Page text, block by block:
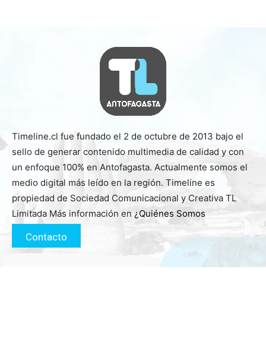
Timeline.cl fue fundado el 2 de octubre de 2013 bajo el
sello de generar contenido multimedia de calidad y con
un enfoque 100% en Antofagasta. Actualmente somos el
medio digital más leído en la región. Timeline es
propiedad de Sociedad Comunicacional y Creativa TL
Limitada Más información en ¿Quiénes Somos
Contacto